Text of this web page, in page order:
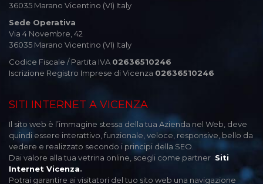
36035 Marano Vicentino (VI) Italy
Sede Operativa
Via 4 Novembre, 42
36035 Marano Vicentino (VI) Italy
Codice Fiscale / Partita IVA 02636510246
Iscrizione Registro Imprese di Vicenza 02636510246
SITI INTERNET A VICENZA
Il sito web è l’immagine stessa della tua Azienda nel Web, deve
quindi essere interattivo, funzionale, veloce, responsive, bello da
vedere e realizzato secondo i principi della SEO.
Dai valore alla tua vetrina online, scegli come partner Siti
Internet Vicenza.
Potrai garantire ai visitatori del tuo sito web una navigazione